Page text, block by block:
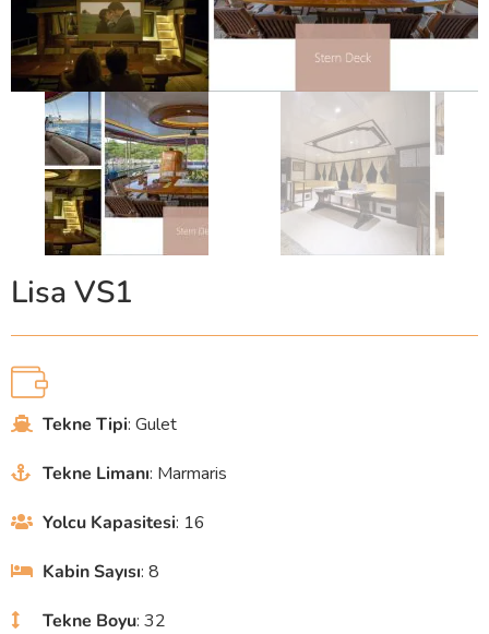
Lisa VS1
Tekne Tipi: Gulet
Tekne Limanı: Marmaris
Yolcu Kapasitesi: 16
Kabin Sayısı: 8
Tekne Boyu: 32